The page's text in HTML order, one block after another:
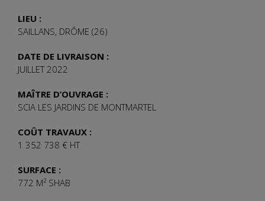
LIEU :
SAILLANS, DRÔME (26)
DATE DE LIVRAISON :
JUILLET 2022
MAÎTRE D’OUVRAGE :
SCIA LES JARDINS DE MONTMARTEL
COÛT TRAVAUX :
1 352 738 € HT
SURFACE :
772 M² SHAB